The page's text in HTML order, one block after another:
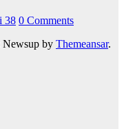
38 0 Comments
Newsup by Themeansar.